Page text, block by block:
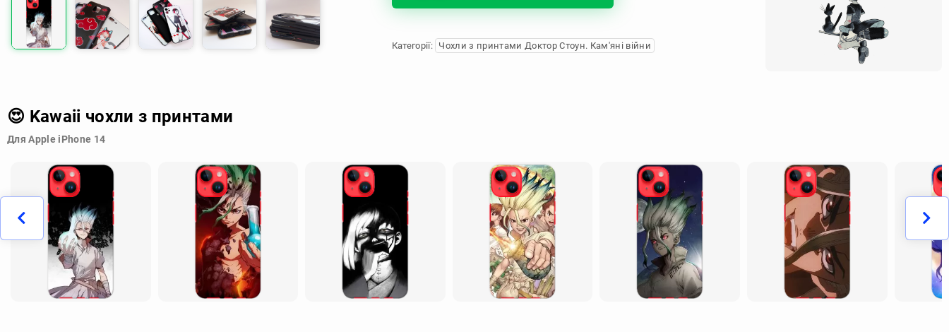
Категорії: Чохли з принтами Доктор Стоун. Кам'яні війни
😍 Kawaii чохли з принтами
Для Apple iPhone 14